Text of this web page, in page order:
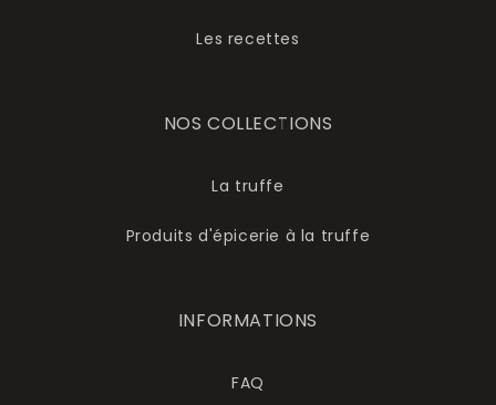
Les recettes
NOS COLLECTIONS
La truffe
Produits d'épicerie à la truffe
INFORMATIONS
FAQ